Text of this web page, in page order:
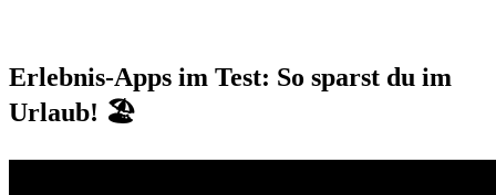
Erlebnis-Apps im Test: So sparst du im
Urlaub! 🏖️